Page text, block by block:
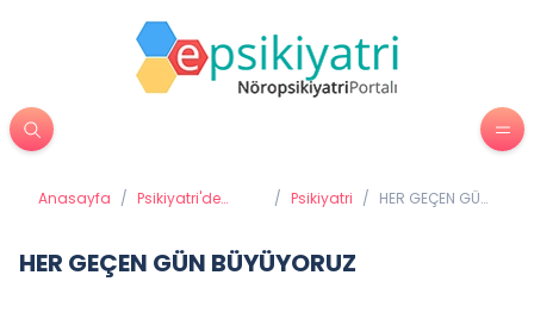
Anasayfa / Psikiyatri'de
/ Psikiyatri / HER GEÇEN GÜN
HER GEÇEN GÜN BÜYÜYORUZ